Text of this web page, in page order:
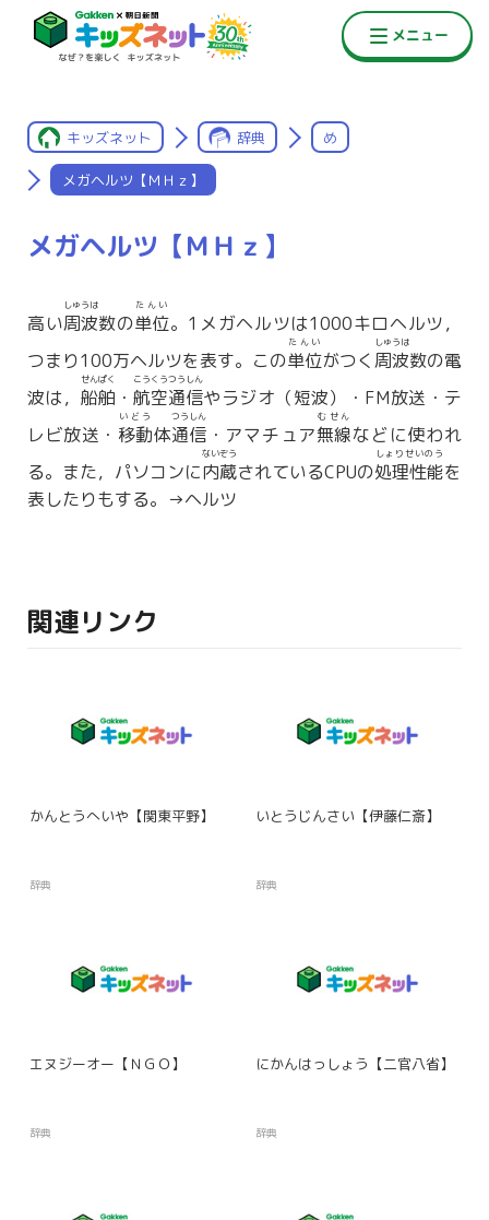
キッズネット 辞典 め
メガヘルツ【ＭＨｚ】
メガヘルツ【ＭＨｚ】
高い周波
しゅうは
数の単位
たんい
。1メガヘルツは1000キロヘルツ，
つまり100万ヘルツを表す。この単位
たんい
がつく周波
しゅうは
数の電
波は， 船舶
せんぱく
・ 航空通信
こうくうつうしん
やラジオ（短波）・FM放送・テ
レビ放送・ 移動
いどう
体通信
つうしん
・アマチュア無線
むせん
などに使われ
る。また，パソコンに内蔵
ないぞう
されているCPUの処理性能
しょりせいのう
を
表したりもする。→ヘルツ
関連リンク
かんとうへいや【関東平野】
辞典
いとうじんさい【伊藤仁斎】
辞典
エヌジーオー【ＮＧＯ】
辞典
にかんはっしょう【二官八省】
辞典